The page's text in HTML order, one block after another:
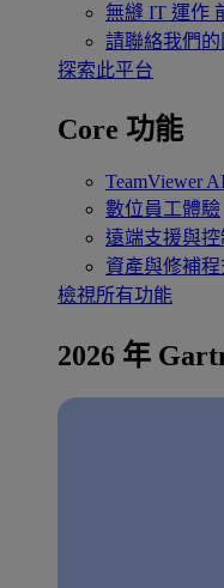
無縫 IT 運作
請聯絡我們
探索此平台
Core 功能
TeamViewer
數位員工體驗
遠端支援與控
資產與修補
檢視所有功能
2026 年